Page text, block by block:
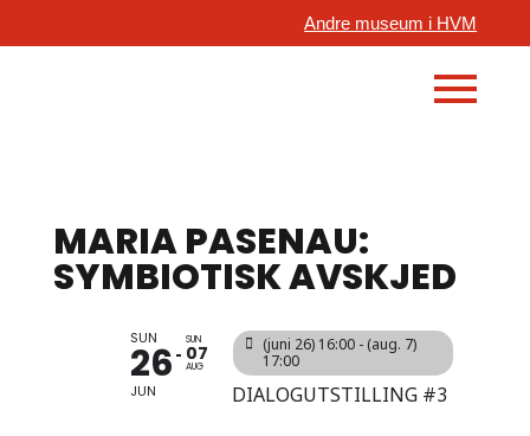
Andre museum i HVM
MARIA PASENAU:
SYMBIOTISK AVSKJED
SUN
26
JUN
SUN
07
AUG
(juni 26) 16:00 - (aug. 7)
17:00
DIALOGUTSTILLING #3